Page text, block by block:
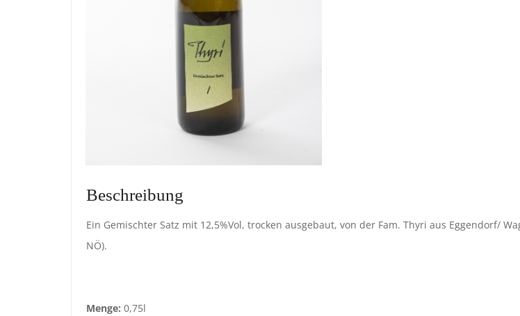
Beschreibung
Ein Gemischter Satz mit 12,5%Vol, trocken ausgebaut, von der Fam. Thyri aus Eggendorf/
NÖ).
Menge: 0,75l